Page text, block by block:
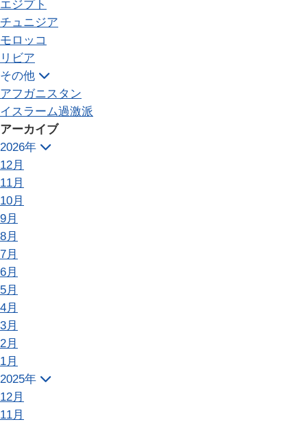
エジプト
チュニジア
モロッコ
リビア
その他
アフガニスタン
イスラーム過激派
アーカイブ
2026年
12月
11月
10月
9月
8月
7月
6月
5月
4月
3月
2月
1月
2025年
12月
11月